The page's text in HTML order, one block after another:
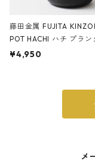
藤田金属 FUJITA
POT HACHI ハチ プラン
ト 3号 ブラック
¥4,950
メ